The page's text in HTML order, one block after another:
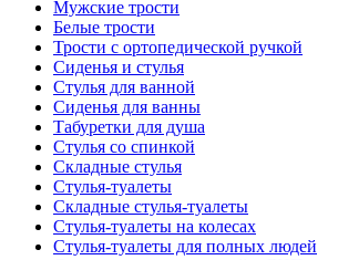
Мужские трости
Белые трости
Трости с ортопедической ручкой
Сиденья и стулья
Стулья для ванной
Сиденья для ванны
Табуретки для душа
Стулья со спинкой
Складные стулья
Стулья-туалеты
Складные стулья-туалеты
Стулья-туалеты на колесах
Стулья-туалеты для полных людей